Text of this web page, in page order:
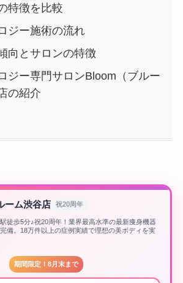
特徴を比較
ジー施術の流れ
向とサロンの特徴
ジー専門サロンBloom（ブルー
の紹介
ーム渋谷店 祝20周年
徒歩5分♪祝20周年！業界最高水準の最新痩身機器
備。18万件以上の症例実績で理想の美ボディを実
期間限定！8月末まで